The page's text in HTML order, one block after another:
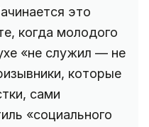
это
когда молодого
«не служил — не
которые
сами
«социального